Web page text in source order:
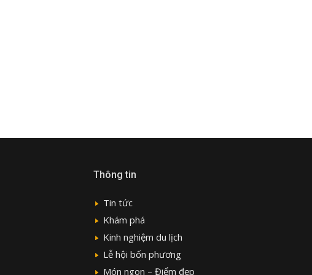
Thông tin
Tin tức
Khám phá
Kinh nghiệm du lịch
Lễ hội bốn phương
Món ngon – Điểm đẹp